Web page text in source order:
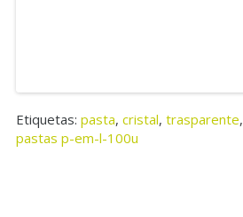
Etiquetas: pasta, cristal, trasparente,
pastas p-em-l-100u